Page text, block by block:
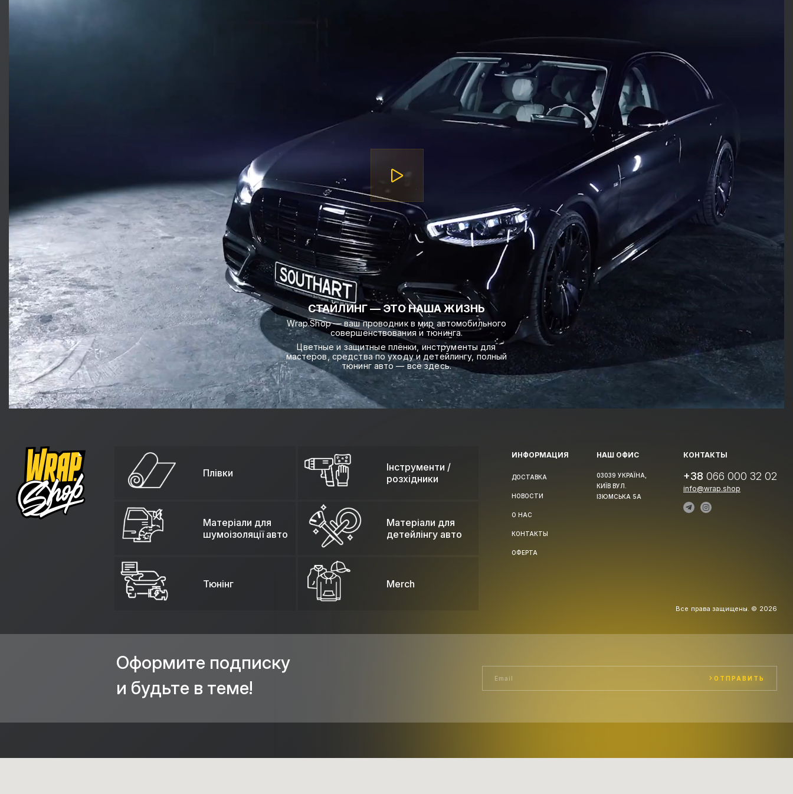
СТАЙЛИНГ — ЭТО НАША ЖИЗНЬ
Wrap.Shop — ваш проводник в мир автомобильного
совершенствования и тюнинга.
Цветные и защитные плёнки, инструменты для
мастеров, средства по уходу и детейлингу, полный
тюнинг авто — всё здесь.
Плівки
Інструменти /
розхідники
Матеріали для
шумоізоляції авто
Матеріали для
детейлінгу авто
Тюнінг Merch
ИНФОРМАЦИЯ
ДОСТАВКА
НОВОСТИ
О НАС
КОНТАКТЫ
ОФЕРТА
НАШ ОФИС
03039 УКРАЇНА,
КИЇВ ВУЛ.
ІЗЮМСЬКА 5А
КОНТАКТЫ
+38 066 000 32 02
info@wrap.shop
Все права защищены. © 2026
Оформите подписку
и будьте в теме!
ОТПРАВИТЬ